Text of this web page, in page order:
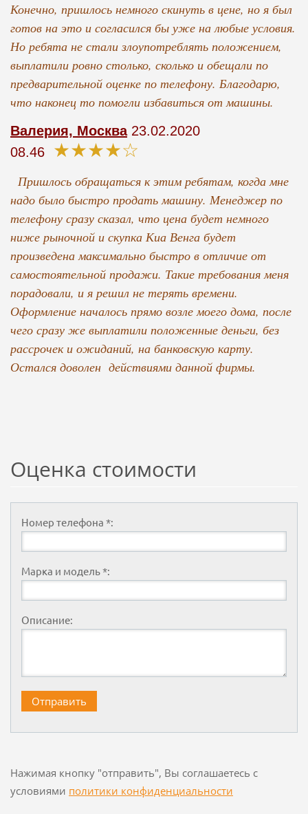
Конечно, пришлось немного скинуть в цене, но я был
готов на это и согласился бы уже на любые условия.
Но ребята не стали злоупотреблять положением,
выплатили ровно столько, сколько и обещали по
предварительной оценке по телефону. Благодарю,
что наконец то помогли избавиться от машины.
Валерия, Москва23.02.2020
08.46 ★★★★☆
Пришлось обращаться к этим ребятам, когда мне
надо было быстро продать машину. Менеджер по
телефону сразу сказал, что цена будет немного
ниже рыночной и скупка Киа Венга будет
произведена максимально быстро в отличие от
самостоятельной продажи. Такие требования меня
порадовали, и я решил не терять времени.
Оформление началось прямо возле моего дома, после
чего сразу же выплатили положенные деньги, без
рассрочек и ожиданий, на банковскую карту.
Остался доволен действиями данной фирмы.
Оценка стоимости
Номер телефона *:
Марка и модель *:
Описание:
Нажимая кнопку "отправить", Вы соглашаетесь с
условиями политики конфиденциальности